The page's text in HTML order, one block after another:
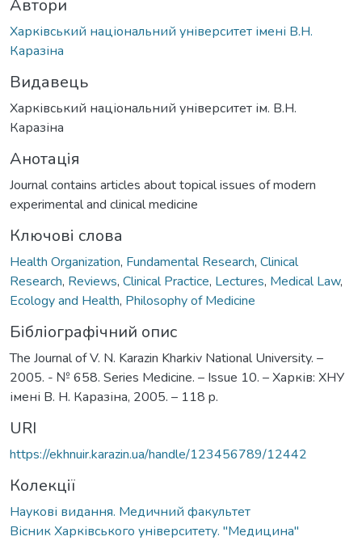
Автори
Харківський національний університет імені В.Н.
Каразіна
Видавець
Харківський національний університет ім. В.Н.
Каразіна
Анотація
Journal contains articles about topical issues of modern
experimental and clinical medicine
Ключові слова
Health Organization, Fundamental Research, Clinical
Research, Reviews, Clinical Practice, Lectures, Medical Law,
Ecology and Health, Philosophy of Medicine
Бібліографічний опис
The Journal of V. N. Karazin Kharkiv National University. –
2005. - № 658. Series Medicine. – Issue 10. – Харків: ХНУ
імені В. Н. Каразіна, 2005. – 118 p.
URI
https://ekhnuir.karazin.ua/handle/123456789/12442
Колекції
Наукові видання. Медичний факультет
Вісник Харківського університету. "Медицина"